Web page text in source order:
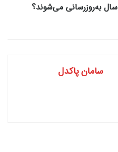
چرا پرچمدارهای گلکسی ۷ سال به‌روزرسانی می‌‌‌‌شوند؟
سامان پاکدل